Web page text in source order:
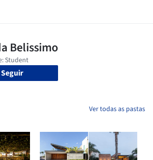
Seguir
Ver todas as pastas